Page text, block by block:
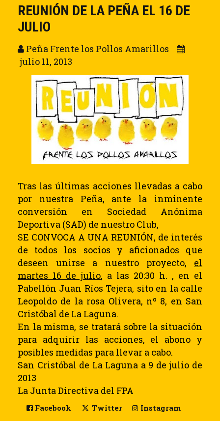
REUNIÓN DE LA PEÑA EL 16 DE
JULIO
Peña Frente los Pollos Amarillos
julio 11, 2013
Tras las últimas acciones llevadas a cabo
por nuestra Peña, ante la inminente
conversión en Sociedad Anónima
Deportiva (SAD) de nuestro Club,
SE CONVOCA A UNA REUNIÓN, de interés
de todos los socios y aficionados que
deseen unirse a nuestro proyecto, el
martes 16 de julio, a las 20:30 h. , en el
Pabellón Juan Ríos Tejera, sito en la calle
Leopoldo de la rosa Olivera, nº 8, en San
Cristóbal de La Laguna.
En la misma, se tratará sobre la situación
para adquirir las acciones, el abono y
posibles medidas para llevar a cabo.
San Cristóbal de La Laguna a 9 de julio de
2013
La Junta Directiva del FPA
Facebook Twitter Instagram